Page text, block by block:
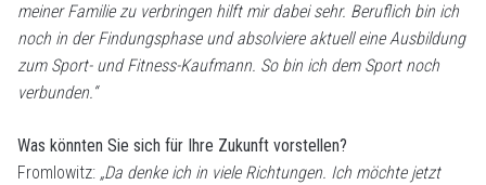
meiner Familie zu verbringen hilft mir dabei sehr. Beruflich bin ich
noch in der Findungsphase und absolviere aktuell eine Ausbildung
zum Sport- und Fitness-Kaufmann. So bin ich dem Sport noch
verbunden.“
Was könnten Sie sich für Ihre Zukunft vorstellen?
Fromlowitz: „Da denke ich in viele Richtungen. Ich möchte jetzt